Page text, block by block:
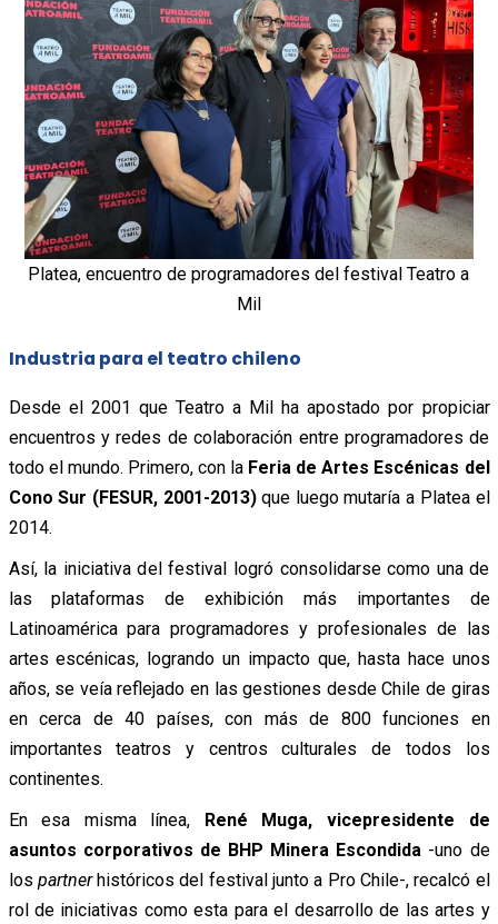
Platea, encuentro de programadores del festival Teatro a
Mil
Industria para el teatro chileno
Desde el 2001 que Teatro a Mil ha apostado por propiciar
encuentros y redes de colaboración entre programadores de
todo el mundo. Primero, con la Feria de Artes Escénicas del
Cono Sur (FESUR, 2001-2013)que luego mutaría a Platea el
2014.
Así, la iniciativa del festival logró consolidarse como una de
las plataformas de exhibición más importantes de
Latinoamérica para programadores y profesionales de las
artes escénicas, logrando un impacto que, hasta hace unos
años, se veía reflejado en lasgestiones desde Chile de giras
en cerca de 40 países, con más de 800 funciones en
importantes teatros y centros culturales de todos los
continentes.
En esa misma línea, René Muga, vicepresidente de
asuntos corporativos de BHP Minera Escondida -uno de
los partnerhistóricos del festival junto a Pro Chile-, recalcó el
rol de iniciativas como esta para el desarrollo de las artes y